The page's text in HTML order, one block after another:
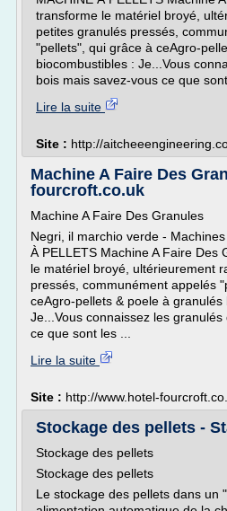
transforme le matériel broyé,
petites granulés pressés,
"pellets", qui grâce à ceAgro-
biocombustibles : Je...Vous
bois mais savez-vous ce que sont
Lire la suite
Site : http://
Machine A Faire Des
fourcroft.co.uk
Machine A Faire Des Granules
Negri, il marchio verde -
À PELLETS Machine A Faire Des
le matériel broyé, ultérieurement
pressés, communément appelés
ceAgro-pellets & poele à granulés
Je...Vous connaissez les
ce que sont les ...
Lire la suite
Site : http://www.hotel-
Stockage des pellets -
Stockage des pellets
Stockage des pellets
Le stockage des pellets dans un